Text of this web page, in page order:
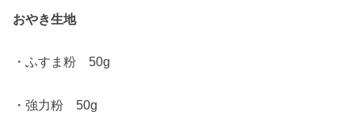
おやき生地
・ふすま粉 50g
・強力粉 50g